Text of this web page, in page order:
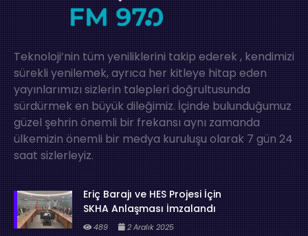
Teknoloji’nin tüm yeniliklerini takip ederek , kendimizi
sürekli yenilemek, ayrıca her kitleye hitap eden
yayınlarımızı sizlerin talepleri doğrultusunda
sürdürmek en büyük dileğimiz. İçinde bulunduğumuz
güzel şehrin önemli bir frekansı aynı zamanda
ülkemizin önemli bir medya kuruluşu olarak 7 gün 24
saat sizlerleyiz.
Eriç Barajı ve HES Projesi İçin
SKHA Anlaşması İmzalandı
489 2 Aralık 2025